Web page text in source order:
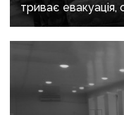
триває евакуація,
після загибелі